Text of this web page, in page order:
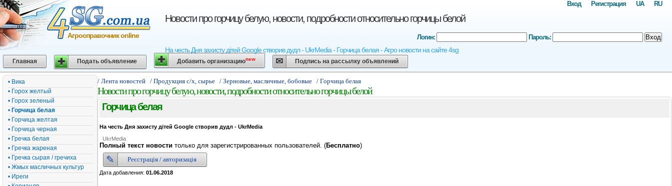
Новости про горчицу белую, новости, подробности относительно горчицы белой
На честь Дня захисту дітей Google створив дудл - UkrMedia - Горчица белая - Агро новости на сайте 4sg
Агросправочник online
RU
UA
Регистрация
Вход
Логин: Пароль: Вход
Главная Подать объявление Добавить организациюnew Подпись на рассылку объявлений
• Вика
• Горох желтый
• Горох зеленый
• Горчица белая
• Горчица желтая
• Горчица черная
• Гречка белая
• Гречка жареная
• Гречка сырая / гречиха
• Жмых масличных культур
• Иреги
/ Лента новостей / Продукция с/х, сырье / Зерновые, масличные, бобовые / Горчица белая
Новости про горчицу белую, новости, подробности относительно горчицы белой
Горчица белая
На честь Дня захисту дітей Google створив дудл - UkrMedia
UkrMedia
Полный текст новости только для зарегистрированных пользователей. (Бесплатно)
Реєстрація / авторизація
Дата добавления: 01.06.2018